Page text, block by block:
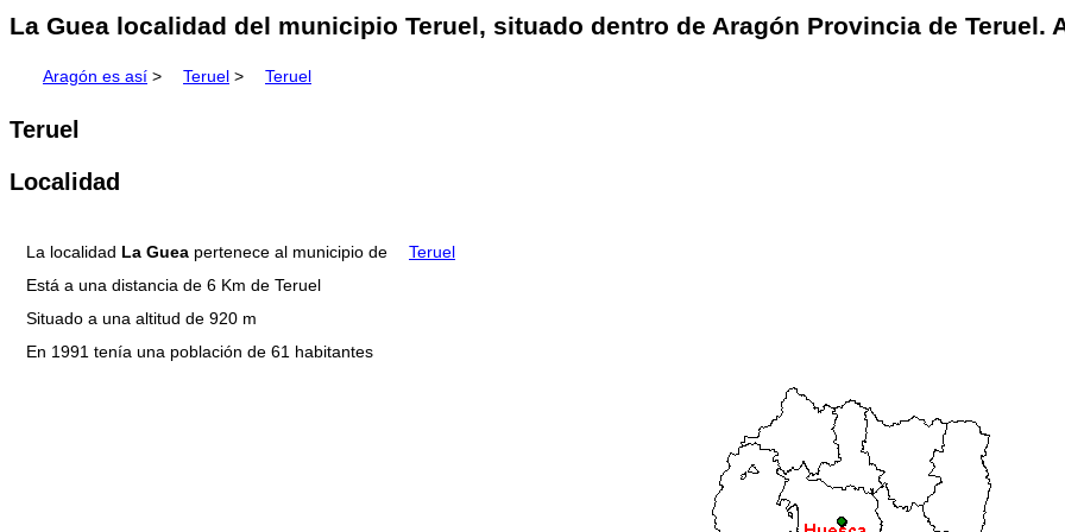
La Guea localidad del municipio Teruel, situado dentro de Aragón Provincia de Teruel.
Aragón es así > Teruel > Teruel
Teruel
Localidad
La localidad La Guea pertenece al municipio de
Teruel
Está a una distancia de 6 Km de Teruel
Situado a una altitud de 920 m
En 1991 tenía una población de 61 habitantes